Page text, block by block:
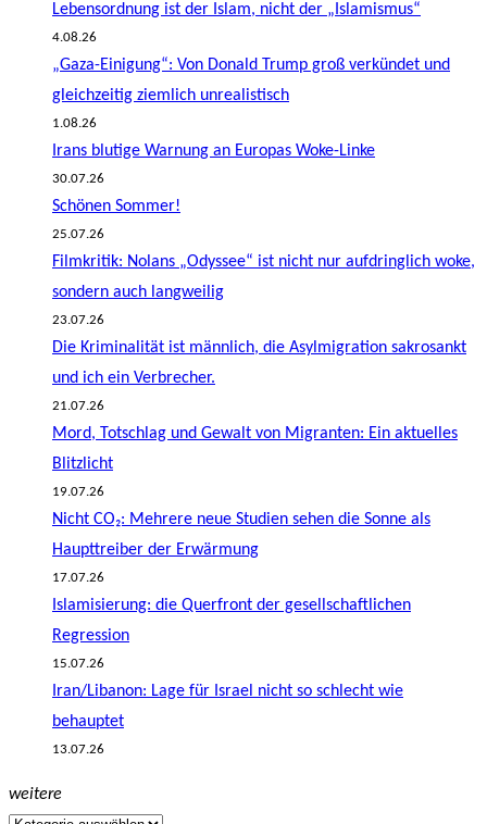
Lebensordnung ist der Islam, nicht der „Islamismus“
4.08.26
„Gaza-Einigung“: Von Donald Trump groß verkündet und
gleichzeitig ziemlich unrealistisch
1.08.26
Irans blutige Warnung an Europas Woke-Linke
30.07.26
Schönen Sommer!
25.07.26
Filmkritik: Nolans „Odyssee“ ist nicht nur aufdringlich woke,
sondern auch langweilig
23.07.26
Die Kriminalität ist männlich, die Asylmigration sakrosankt
und ich ein Verbrecher.
21.07.26
Mord, Totschlag und Gewalt von Migranten: Ein aktuelles
Blitzlicht
19.07.26
Nicht CO₂: Mehrere neue Studien sehen die Sonne als
Haupttreiber der Erwärmung
17.07.26
Islamisierung: die Querfront der gesellschaftlichen
Regression
15.07.26
Iran/Libanon: Lage für Israel nicht so schlecht wie
behauptet
13.07.26
weitere